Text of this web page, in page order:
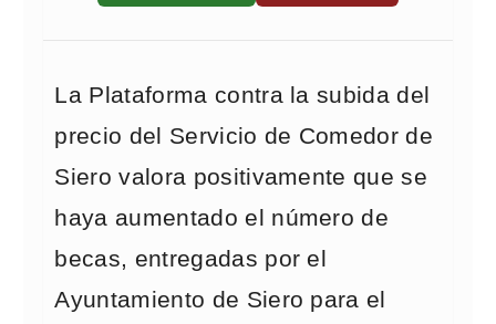
La Plataforma contra la subida del
precio del Servicio de Comedor de
Siero valora positivamente que se
haya aumentado el número de
becas, entregadas por el
Ayuntamiento de Siero para el